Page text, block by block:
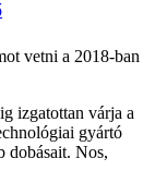
vetni a 2018-ban
izgatottan várja a
gyártó
dobásait. Nos,